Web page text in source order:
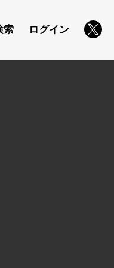
索 ログイン